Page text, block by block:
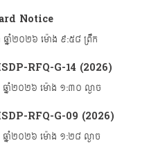
Notice
ឆ្នាំ២០២៦ ម៉ោង ៩:៥៨ ព្រឹក
RFQ-G-14 (2026)
ឆ្នាំ២០២៦ ម៉ោង ១:៣០ ល្ងាច
RFQ-G-09 (2026)
ឆ្នាំ២០២៦ ម៉ោង ១:២៨ ល្ងាច